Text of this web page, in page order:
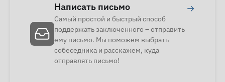
Написать письмо
Самый простой и быстрый способ
поддержать заключенного – отправить
ему письмо. Мы поможем выбрать
собеседника и расскажем, куда
отправлять письмо!
→